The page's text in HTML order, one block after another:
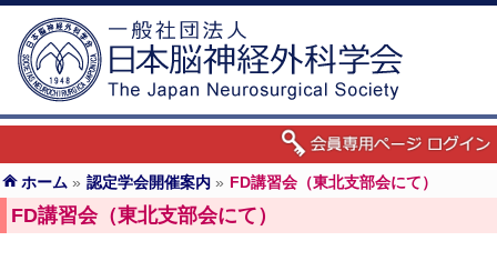
ホーム » 認定学会開催案内 » FD講習会（東北支部会にて）
FD講習会（東北支部会にて）